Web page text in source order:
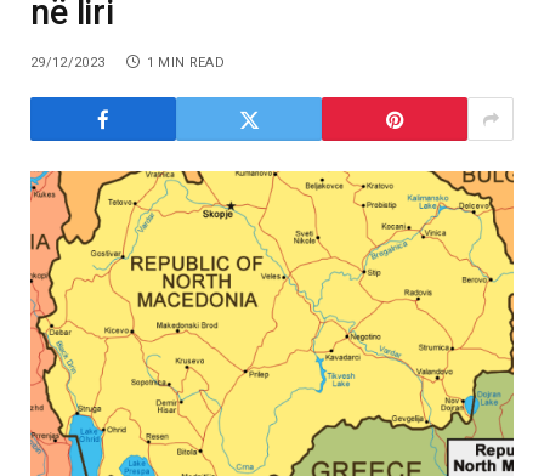
në liri
29/12/2023 1 MIN READ